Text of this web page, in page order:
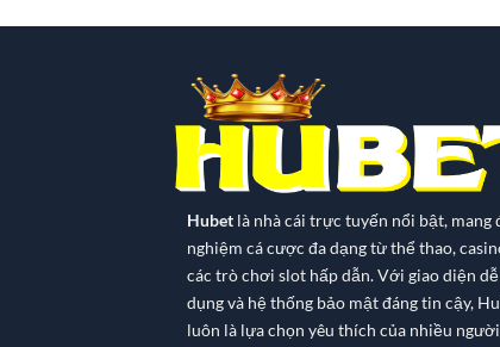
Hubet là nhà cái trực tuyến nổi bật, mang
nghiệm cá cược đa dạng từ thể thao,
các trò chơi slot hấp dẫn. Với giao diện
dụng và hệ thống bảo mật đáng tin cậy,
luôn là lựa chọn yêu thích của nhiều